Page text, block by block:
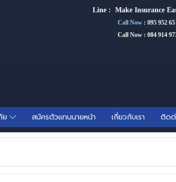
Line : Make Insurance
Call Now : 095 952
Call Now : 084 914
ย สมัครตัวแทนนายหน้า เกี่ยวกับเรา ติดต่